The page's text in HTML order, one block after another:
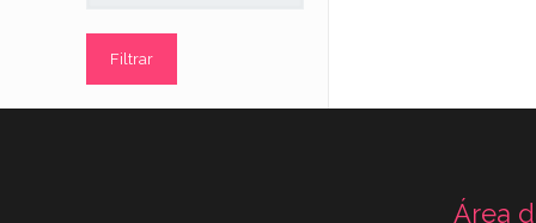
Filtrar
Área